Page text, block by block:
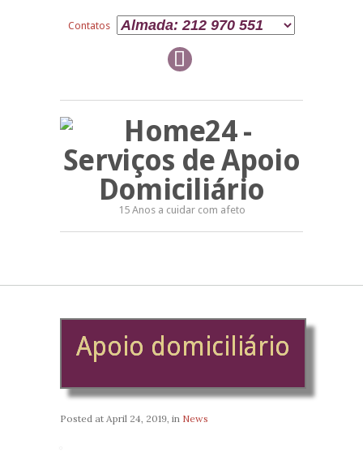
Contatos
15 Anos a cuidar com afeto
Apoio domiciliário
Posted at April 24, 2019, in News